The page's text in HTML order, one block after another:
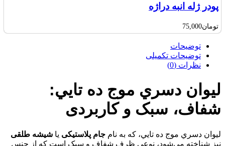
پودر ژله انبه دراژه
تومان75,000
توضیحات
توضیحات تکمیلی
نظرات (0)
ليوان دسري موج ده تايي:
شفاف، سبک و کاربردی
ليوان دسري موج ده تايي، که به نام جام پلاستیکی یا شیشه طلقی
نیز شناخته می‌شود، نوعی ظرف شفاف و سبک است که از جنس